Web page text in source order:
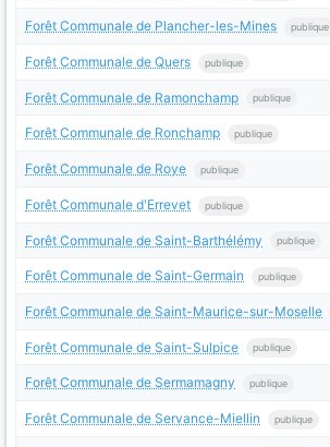
Forêt Communale de Plancher-les-Mines publique
Forêt Communale de Quers publique
Forêt Communale de Ramonchamp publique
Forêt Communale de Ronchamp publique
Forêt Communale de Roye publique
Forêt Communale d'Errevet publique
Forêt Communale de Saint-Barthélémy publique
Forêt Communale de Saint-Germain publique
Forêt Communale de Saint-Maurice-sur-Moselle
Forêt Communale de Saint-Sulpice publique
Forêt Communale de Sermamagny publique
Forêt Communale de Servance-Miellin publique